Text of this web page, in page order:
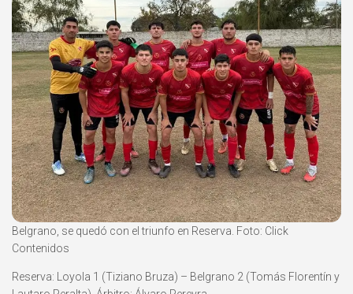
Belgrano, se quedó con el triunfo en Reserva. Foto: Click
Contenidos
Reserva: Loyola 1 (Tiziano Bruza) – Belgrano 2 (Tomás Florentín y